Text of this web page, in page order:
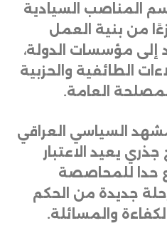
المناصب السيادية
من بنية العمل
إلى مؤسسات الدولة،
الطائفية والحزبية
العامة.
السياسي العراقي
يعيد الاعتبار
حدا للمحاصصة
جديدة من الحكم
والمسائلة.